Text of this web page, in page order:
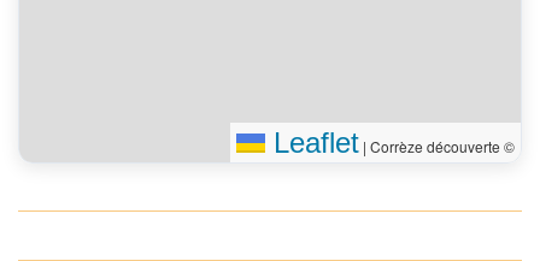
Leaflet | Corrèze découverte ©